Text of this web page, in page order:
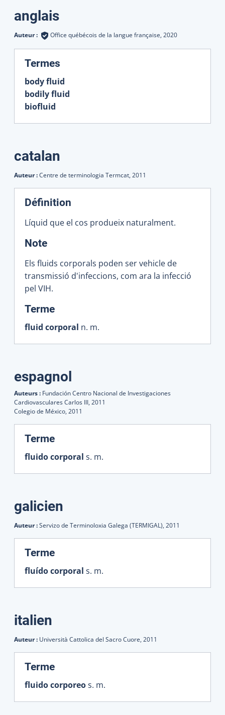
Traductions
anglais
Auteur : Office québécois de la langue française, 2020
Termes
body fluid
bodily fluid
biofluid
catalan
Auteur :Centre de terminologia Termcat, 2011
Définition
Líquid que el cos produeix naturalment.
Note:
Els fluids corporals poden ser vehicle de
transmissió d'infeccions, com ara la infecció
pel VIH.
Terme:
fluid corporal n. m.
espagnol
Auteurs : Fundación Centro Nacional de Investigaciones
Cardiovasculares Carlos III, 2011
Colegio de México, 2011
Terme:
fluido corporal s. m.
galicien
Auteur :Servizo de Terminoloxia Galega (TERMIGAL), 2011
Terme:
fluído corporal s. m.
italien
Auteur : Università Cattolica del Sacro Cuore, 2011
Terme:
fluido corporeos. m.